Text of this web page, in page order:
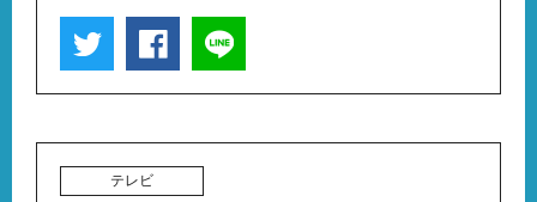
テレビ